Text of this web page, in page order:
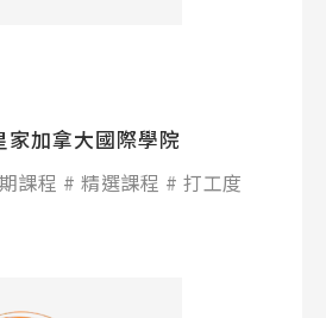
加拿大國際學院
課程 精選課程
打工度